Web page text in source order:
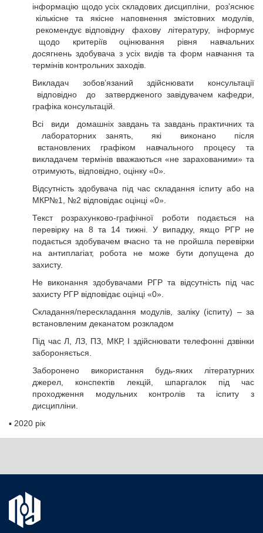
інформацію щодо усіх складових дисципліни, роз’яснює
кількісне та якісне наповнення змістовних модулів,
рекомендує відповідну фахову літературу, інформує
щодо критеріїв оцінювання рівня навчальних
досягнень здобувача з усіх видів та форм навчання та
термінів контрольних заходів.
Викладач зобов’язаний здійснювати консультації
відповідно до затвердженого завідувачем кафедри,
графіка консультацій.
Всі види домашніх завдань та завдань практичних та
лабораторних занять, які виконано після
встановлених графіком навчального процесу та
викладачем термінів вважаються «не зарахованими» та
отримують, відповідно, оцінку «0».
Відсутність здобувача під час складання іспиту або на
МКР№1, №2 відповідає оцінці «0».
Текст розрахунково-графічної роботи подається на
перевірку на 8 та 14 тижні. У випадку, якщо РГР не
подається здобувачем вчасно та не пройшла перевірки
на антиплагіат, робота не може бути допущена до
захисту.
Не виконання здобувачами РГР та відсутність під час
захисту РГР відповідає оцінці «0».
Складання/перескладання модулів, заліку (іспиту) – за
встановленим деканатом розкладом
Під час Л, ЛЗ, ПЗ, МКР, І здійснювати телефонні дзвінки
забороняється.
Заборонено використання будь-яких літературних
джерел, конспектів лекцій, шпаргалок під час
проходження модульних контролів та іспиту з
дисципліни.
▪ 2020 рік